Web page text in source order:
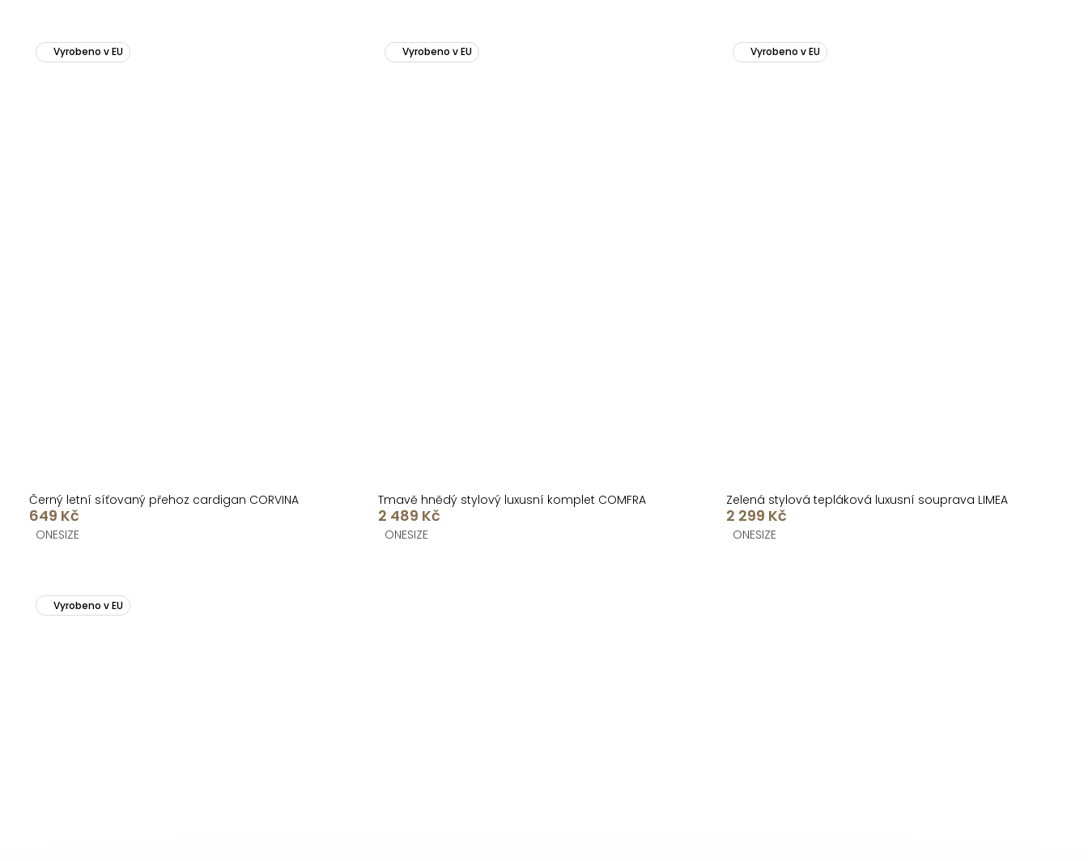
Vyrobeno v EU
Černý letní síťovaný přehoz cardigan CORVINA
649 Kč
ONESIZE
Vyrobeno v EU
Tmavě hnědý stylový luxusní komplet COMFRA
2 489 Kč
ONESIZE
Vyrobeno v EU
Zelená stylová tepláková luxusní souprava LIMEA
2 299 Kč
ONESIZE
Vyrobeno v EU